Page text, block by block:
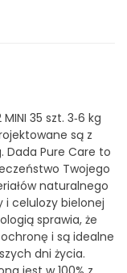
35 szt. 3‑6 kg
są z
Dada Pure Care to
Twojego
naturalnego
i celulozy bielonej
sprawia, że
i są idealne
dni życia.